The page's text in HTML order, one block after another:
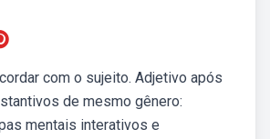
com o sujeito. Adjetivo após
de mesmo gênero:
mentais interativos e